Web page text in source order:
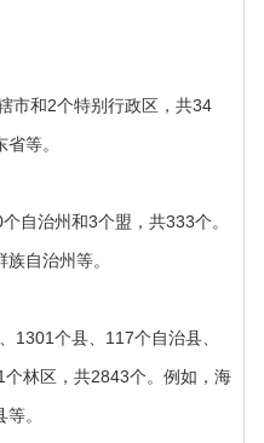
市和2个特别行政区，共34
等。
自治州和3个盟，共333个。
自治州等。
1301个县、117个自治县、
林区，共2843个。例如，海
。